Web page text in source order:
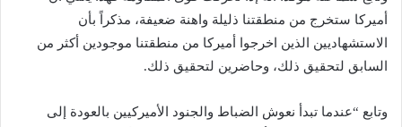
أميركا ستخرج من منطقتنا ذليلة واهنة ضعيفة، مذكراً بأن
الاستشهاديين الذين اخرجوا أميركا من منطقتنا موجودين أكثر من
السابق لتحقيق ذلك، وحاضرين لتحقيق ذلك.
وتابع “عندما تبدأ نعوش الضباط والجنود الأميركيين بالعودة إلى